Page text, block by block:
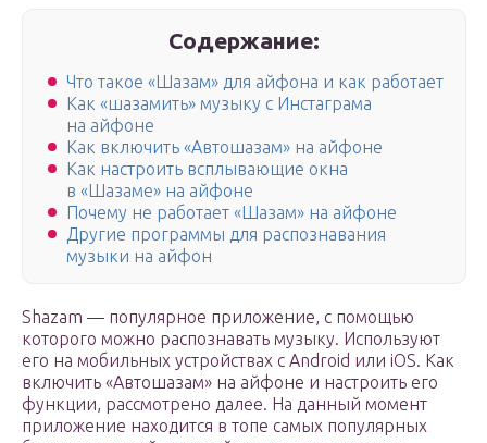
Содержание:
Что такое «Шазам» для айфона и как работает
Как «шазамить» музыку с Инстаграма
на айфоне
Как включить «Автошазам» на айфоне
Как настроить всплывающие окна
в «Шазаме» на айфоне
Почему не работает «Шазам» на айфоне
Другие программы для распознавания
музыки на айфон
Shazam — популярное приложение, с помощью
которого можно распознавать музыку. Используют
его на мобильных устройствах с Android или iOS. Как
включить «Автошазам» на айфоне и настроить его
функции, рассмотрено далее. На данный момент
приложение находится в топе самых популярных